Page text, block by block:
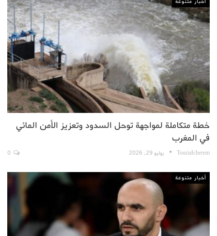
خطة متكاملة لمواجهة توحل السدود وتعزيز الأمن المائي
في المغرب
TouriaIcherem يوليو 29, 2026
أخبار متنوعة